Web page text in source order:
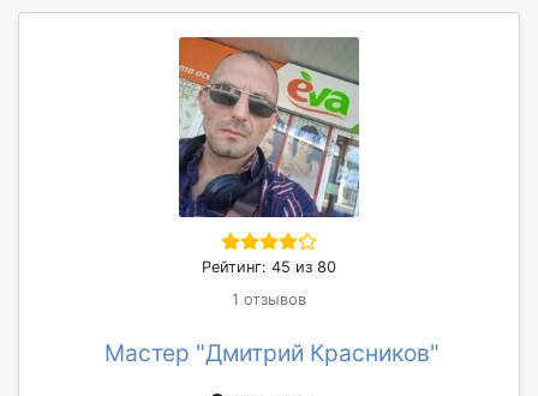
Рейтинг: 45 из 80
1 отзывов
Мастер "Дмитрий Красников"